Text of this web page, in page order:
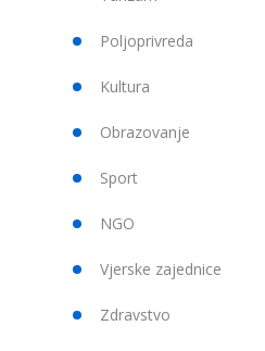
Poljoprivreda
Kultura
Obrazovanje
Sport
NGO
Vjerske zajednice
Zdravstvo